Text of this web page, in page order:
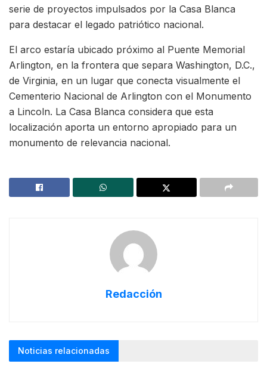
serie de proyectos impulsados por la Casa Blanca
para destacar el legado patriótico nacional.
El arco estaría ubicado próximo al Puente Memorial
Arlington, en la frontera que separa Washington, D.C.,
de Virginia, en un lugar que conecta visualmente el
Cementerio Nacional de Arlington con el Monumento
a Lincoln. La Casa Blanca considera que esta
localización aporta un entorno apropiado para un
monumento de relevancia nacional.
Redacción
Noticias relacionadas